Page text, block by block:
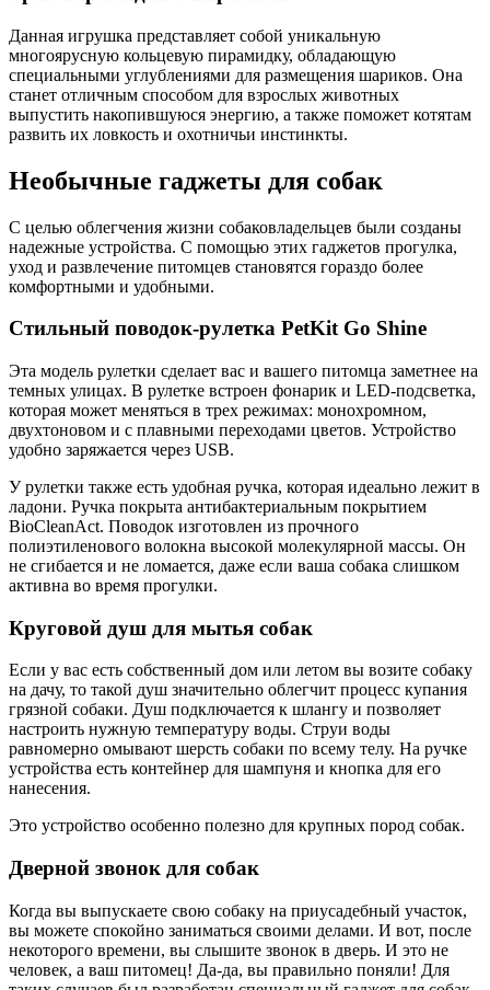
Данная игрушка представляет собой уникальную
многоярусную кольцевую пирамидку, обладающую
специальными углублениями для размещения шариков. Она
станет отличным способом для взрослых животных
выпустить накопившуюся энергию, а также поможет котятам
развить их ловкость и охотничьи инстинкты.
Необычные гаджеты для собак
С целью облегчения жизни собаковладельцев были созданы
надежные устройства. С помощью этих гаджетов прогулка,
уход и развлечение питомцев становятся гораздо более
комфортными и удобными.
Стильный поводок-рулетка PetKit Go Shine
Эта модель рулетки сделает вас и вашего питомца заметнее на
темных улицах. В рулетке встроен фонарик и LED-подсветка,
которая может меняться в трех режимах: монохромном,
двухтоновом и с плавными переходами цветов. Устройство
удобно заряжается через USB.
У рулетки также есть удобная ручка, которая идеально лежит в
ладони. Ручка покрыта антибактериальным покрытием
BioCleanAct. Поводок изготовлен из прочного
полиэтиленового волокна высокой молекулярной массы. Он
не сгибается и не ломается, даже если ваша собака слишком
активна во время прогулки.
Круговой душ для мытья собак
Если у вас есть собственный дом или летом вы возите собаку
на дачу, то такой душ значительно облегчит процесс купания
грязной собаки. Душ подключается к шлангу и позволяет
настроить нужную температуру воды. Струи воды
равномерно омывают шерсть собаки по всему телу. На ручке
устройства есть контейнер для шампуня и кнопка для его
нанесения.
Это устройство особенно полезно для крупных пород собак.
Дверной звонок для собак
Когда вы выпускаете свою собаку на приусадебный участок,
вы можете спокойно заниматься своими делами. И вот, после
некоторого времени, вы слышите звонок в дверь. И это не
человек, а ваш питомец! Да-да, вы правильно поняли! Для